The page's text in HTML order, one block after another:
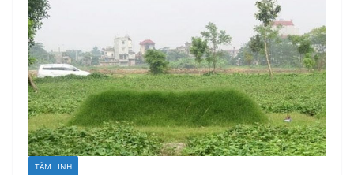
TÂM LINH